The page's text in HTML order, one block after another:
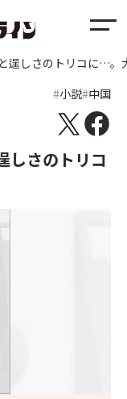
メ
ュ
ー
逞しさのトリコに…。
小説 中国
しさのトリコ